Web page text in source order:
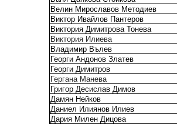
Велин Мирославов Методиев
Виктор Ивайлов Пантеров
Виктория Димитрова Тонева
Виктория Илиева
Владимир Вълев
Георги Андонов Златев
Георги Димитров
Гергана Манева
Григор Десислав Димов
Дамян Нейков
Даниел Илиянов Илиев
Дария Милен Дицова